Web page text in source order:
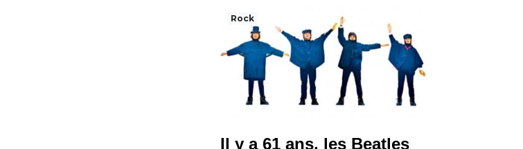
Rock
Il y a 61 ans, les Beatles